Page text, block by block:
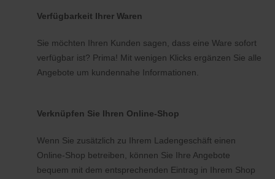
Verfügbarkeit Ihrer Waren
Sie möchten Ihren Kunden sagen, dass eine Ware sofort
verfügbar ist? Prima! Mit wenigen Klicks ergänzen Sie alle
Angebote um kundennahe Informationen.
Verknüpfen Sie Ihren Online-Shop
Wenn Sie zusätzlich zu Ihrem Ladengeschäft einen
Online-Shop betreiben, können Sie Ihre Angebote
bequem mit dem entsprechenden Eintrag in Ihrem Shop